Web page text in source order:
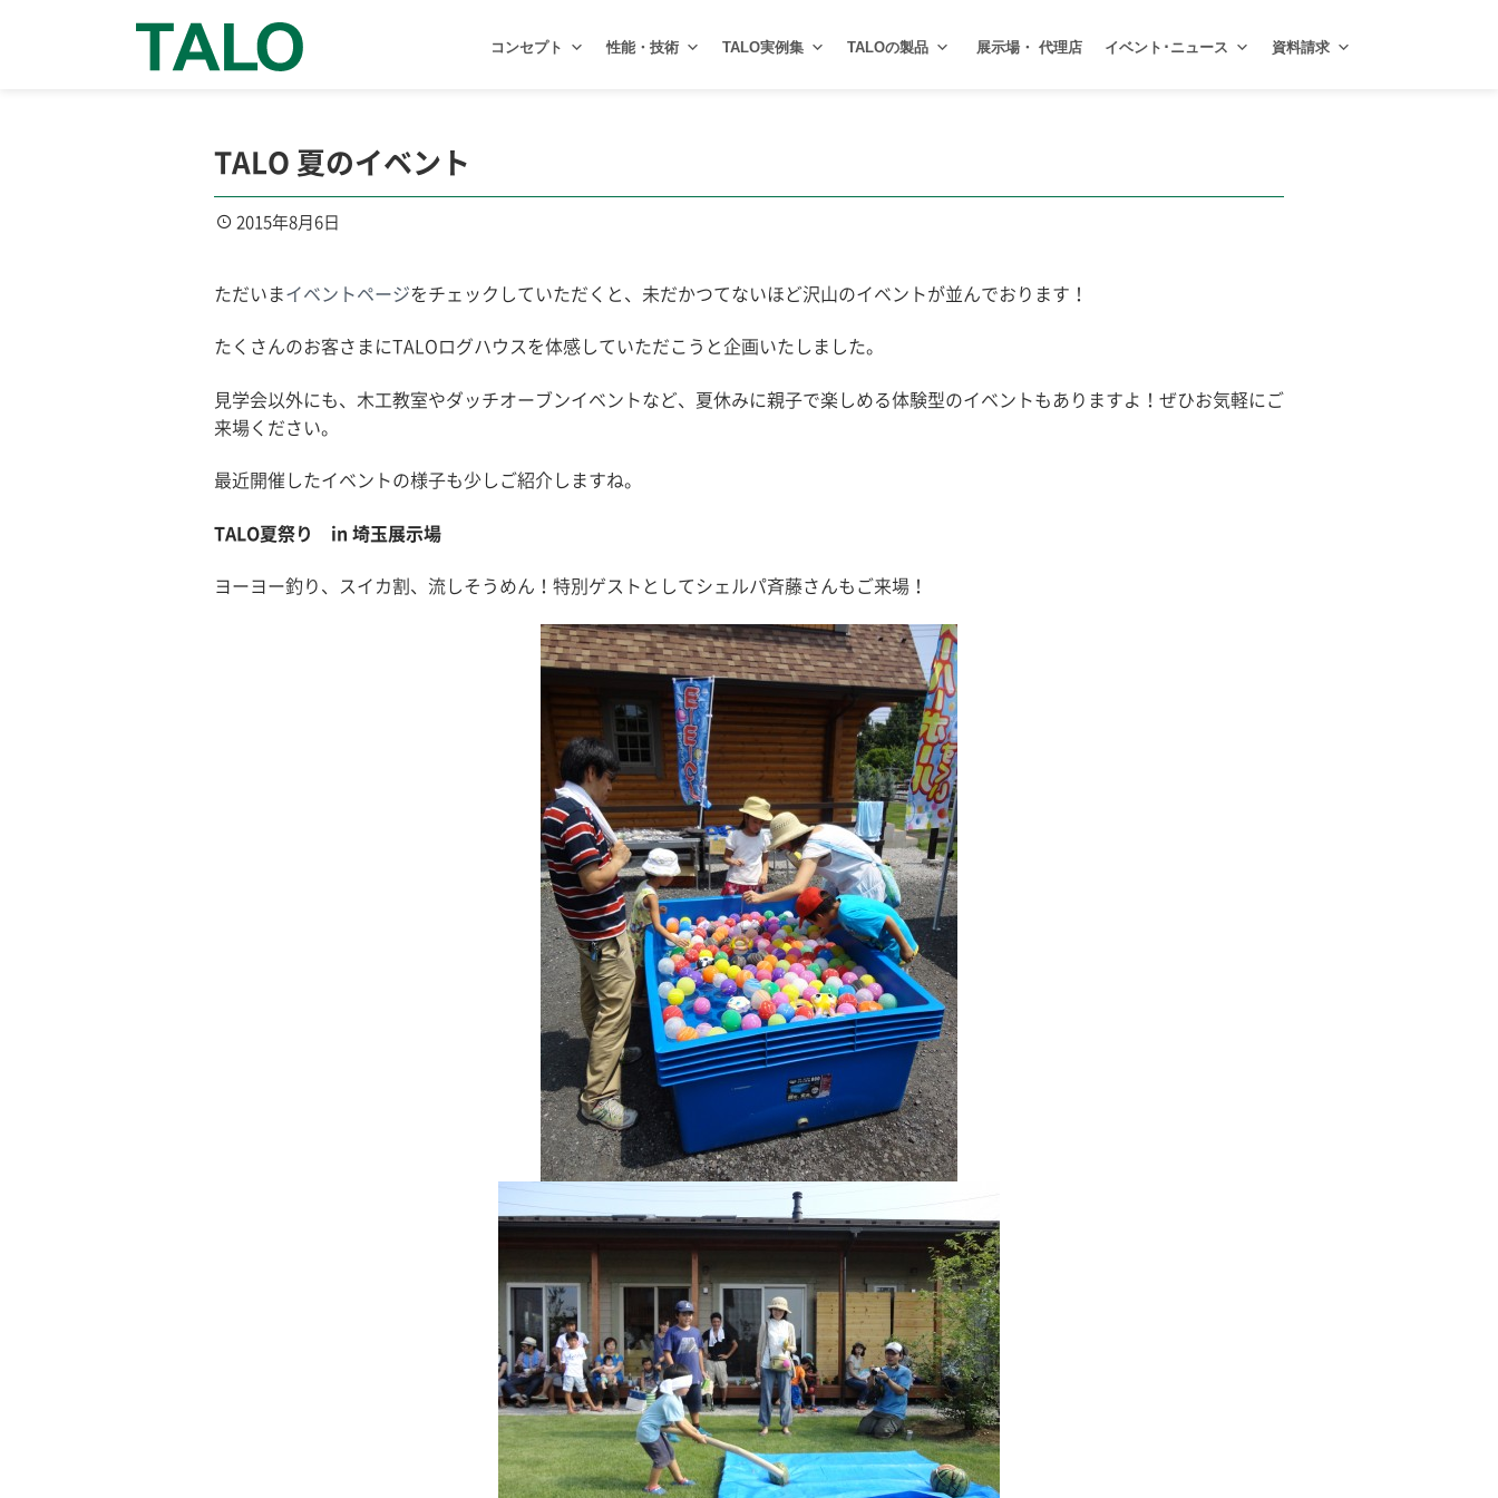
コンセプト 性能・技術 TALO実例集 TALOの製品 展示場・ 代理店 イベント･ニュース 資料請求
TALO 夏のイベント
2015年8月6日
ただいまイベントページをチェックしていただくと、未だかつてないほど沢山のイベントが並んでおります！
たくさんのお客さまにTALOログハウスを体感していただこうと企画いたしました。
見学会以外にも、木工教室やダッチオーブンイベントなど、夏休みに親子で楽しめる体験型のイベントもありますよ！ぜひお気軽にご
来場ください。
最近開催したイベントの様子も少しご紹介しますね。
TALO夏祭り in 埼玉展示場
ヨーヨー釣り、スイカ割、流しそうめん！特別ゲストとしてシェルパ斉藤さんもご来場！